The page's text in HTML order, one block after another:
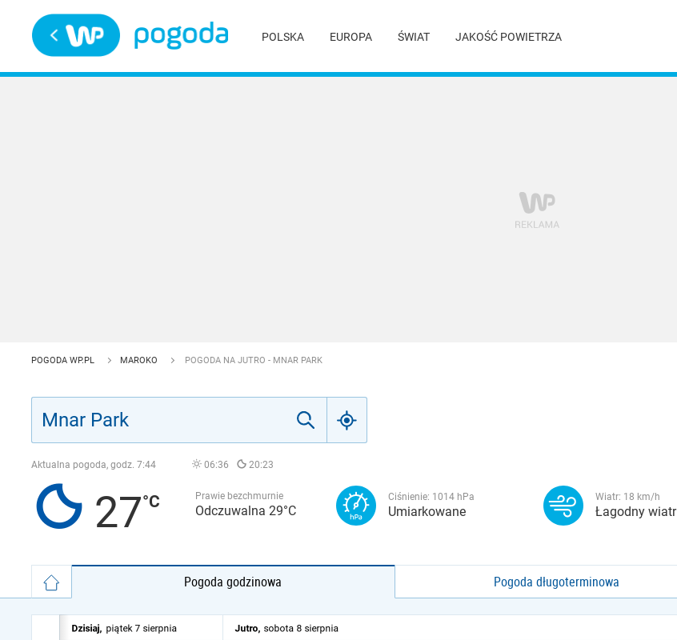
POLSKA EUROPA ŚWIAT JAKOŚĆ POWIETRZA
POGODA WP.PL MAROKO POGODA NA JUTRO - MNAR PARK
Aktualna pogoda, godz. 7:44 06:36 20:23
27 Prawie bezchmurnie
Odczuwalna 29°C
Ciśnienie: 1014 hPa
Umiarkowane
Wiatr: 18 km/h
Łagodny wiatr
Pogoda godzinowa Pogoda długoterminowa